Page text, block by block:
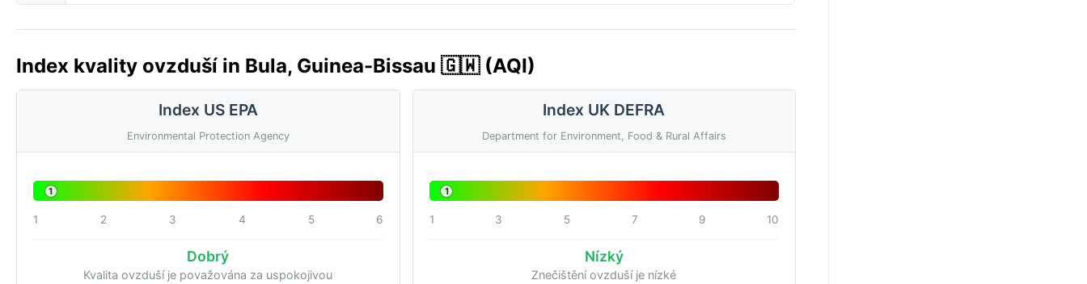
Index kvality ovzduší in Bula, Guinea-Bissau 🇬🇼 (AQI)
Index US EPA
Environmental Protection Agency
1
1 2 3 4 5 6
Dobrý
Kvalita ovzduší je považována za uspokojivou
Index UK DEFRA
Department for Environment, Food & Rural Affairs
1
1 3 5 7 9 10
Nízký
Znečištění ovzduší je nízké